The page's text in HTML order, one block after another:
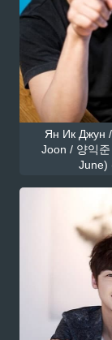
Ян Ик Джун
Joon / 양익
June)